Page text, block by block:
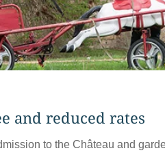
and reduced rates
to the Château and